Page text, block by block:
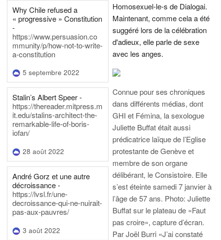
Why Chile refused a
« progressive » Constitution
-
https://www.persuasion.co
mmunity/p/how-not-to-write-
a-constitution
5 septembre 2022
Stalin’s Albert Speer -
https://thereader.mitpress.m
it.edu/stalins-architect-the-
remarkable-life-of-boris-
iofan/
28 août 2022
André Gorz et une autre
décroissance -
https://lvsl.fr/une-
decroissance-qui-ne-nuirait-
pas-aux-pauvres/
3 août 2022
Homosexuel-le-s de Dialogai.
Maintenant, comme cela a été
suggéré lors de la célébration
d'adieux, elle parle de sexe
avec les anges.
Connue pour ses chroniques
dans différents médias, dont
GHI et Fémina, la sexologue
Juliette Buffat était aussi
prédicatrice laïque de l’Eglise
protestante de Genève et
membre de son organe
délibérant, le Consistoire. Elle
s’est éteinte samedi 7 janvier à
l’âge de 57 ans. Photo: Juliette
Buffat sur le plateau de «Faut
pas croire», capture d’écran.
Par Joël Burri «J’ai constaté